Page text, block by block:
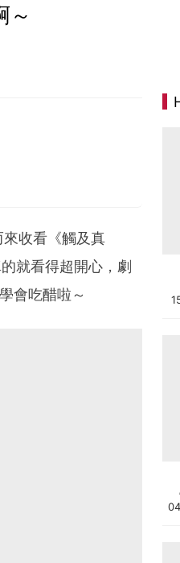
～
收看《觸及真
就看得超開心，劇
會吃醋啦～